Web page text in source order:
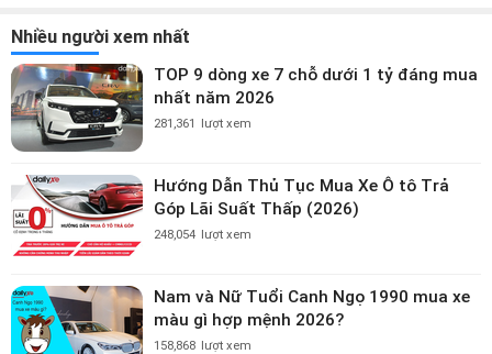
Nhiều người xem nhất
TOP 9 dòng xe 7 chỗ dưới 1 tỷ đáng mua
nhất năm 2026
281,361 lượt xem
Hướng Dẫn Thủ Tục Mua Xe Ô tô Trả
Góp Lãi Suất Thấp (2026)
248,054 lượt xem
Nam và Nữ Tuổi Canh Ngọ 1990 mua xe
màu gì hợp mệnh 2026?
158,868 lượt xem